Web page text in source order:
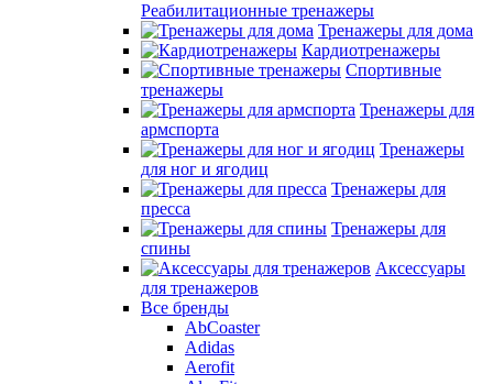
Реабилитационные тренажеры
Тренажеры для дома
Кардиотренажеры
Спортивные
тренажеры
Тренажеры для
армспорта
Тренажеры
для ног и ягодиц
Тренажеры для
пресса
Тренажеры для
спины
Аксессуары
для тренажеров
Все бренды
AbCoaster
Adidas
Aerofit